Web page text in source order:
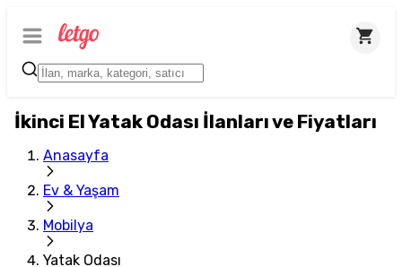
İkinci El Yatak Odası İlanları ve Fiyatları
Anasayfa
Ev & Yaşam
Mobilya
Yatak Odası